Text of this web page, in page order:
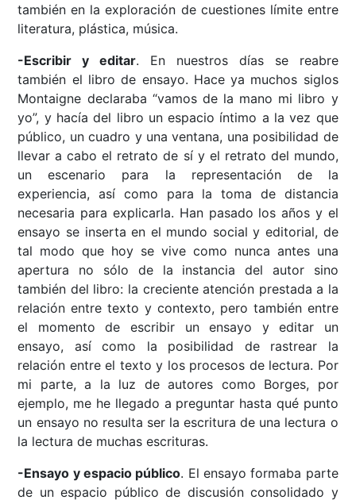
también en la exploración de cuestiones límite entre
literatura, plástica, música.
-Escribir y editar. En nuestros días se reabre
también el libro de ensayo. Hace ya muchos siglos
Montaigne declaraba “vamos de la mano mi libro y
yo”, y hacía del libro un espacio íntimo a la vez que
público, un cuadro y una ventana, una posibilidad de
llevar a cabo el retrato de sí y el retrato del mundo,
un escenario para la representación de la
experiencia, así como para la toma de distancia
necesaria para explicarla. Han pasado los años y el
ensayo se inserta en el mundo social y editorial, de
tal modo que hoy se vive como nunca antes una
apertura no sólo de la instancia del autor sino
también del libro: la creciente atención prestada a la
relación entre texto y contexto, pero también entre
el momento de escribir un ensayo y editar un
ensayo, así como la posibilidad de rastrear la
relación entre el texto y los procesos de lectura. Por
mi parte, a la luz de autores como Borges, por
ejemplo, me he llegado a preguntar hasta qué punto
un ensayo no resulta ser la escritura de una lectura o
la lectura de muchas escrituras.
-Ensayo y espacio público. El ensayo formaba parte
de un espacio público de discusión consolidado y